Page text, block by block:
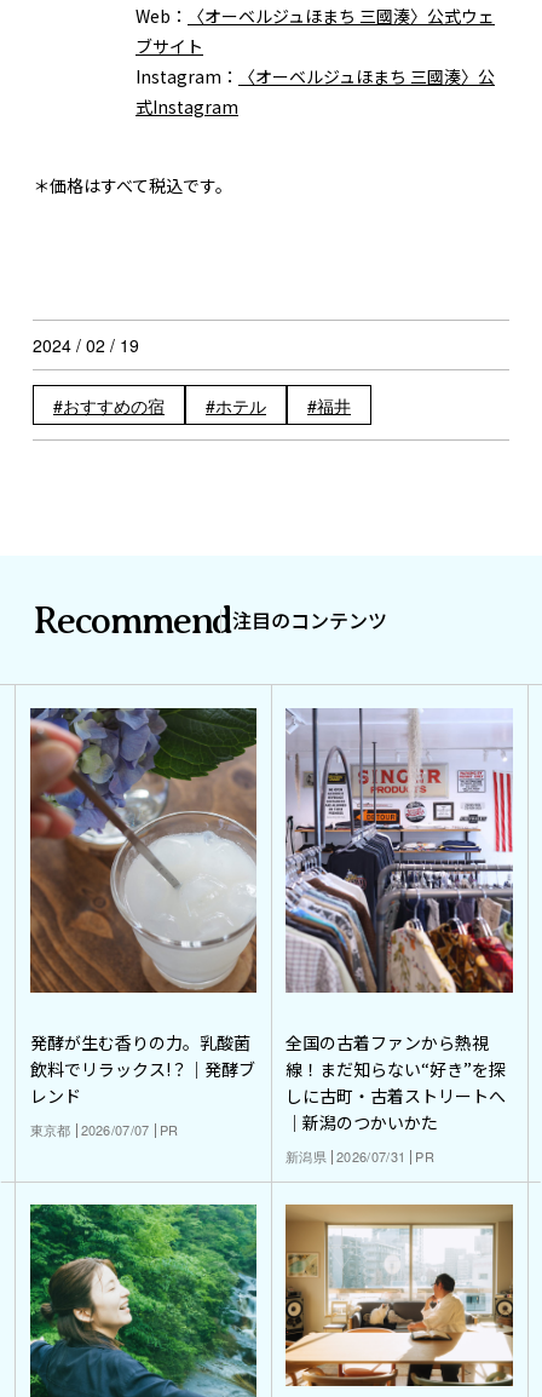
Web：
〈オーベルジュほまち 三國湊〉公式ウェ
ブサイト
Instagram：
〈オーベルジュほまち 三國湊〉公
式Instagram
＊価格はすべて税込です。
2024 / 02 / 19
おすすめの宿 ホテル 福井
Recommend注目のコンテンツ
発酵が生む香りの力。乳酸菌
飲料でリラックス!？｜発酵ブ
レンド
東京都 2026/07/07 PR
全国の古着ファンから熱視
線！まだ知らない“好き”を探
しに古町・古着ストリートへ
｜新潟のつかいかた
新潟県 2026/07/31 PR